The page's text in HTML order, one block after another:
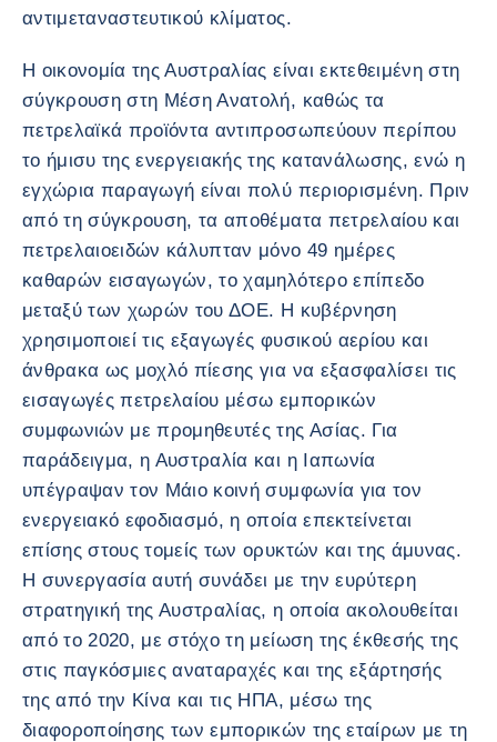
αντιμεταναστευτικού κλίματος.
Η οικονομία της Αυστραλίας είναι εκτεθειμένη στη
σύγκρουση στη Μέση Ανατολή, καθώς τα
πετρελαϊκά προϊόντα αντιπροσωπεύουν περίπου
το ήμισυ της ενεργειακής της κατανάλωσης, ενώ η
εγχώρια παραγωγή είναι πολύ περιορισμένη. Πριν
από τη σύγκρουση, τα αποθέματα πετρελαίου και
πετρελαιοειδών κάλυπταν μόνο 49 ημέρες
καθαρών εισαγωγών, το χαμηλότερο επίπεδο
μεταξύ των χωρών του ΔΟΕ. Η κυβέρνηση
χρησιμοποιεί τις εξαγωγές φυσικού αερίου και
άνθρακα ως μοχλό πίεσης για να εξασφαλίσει τις
εισαγωγές πετρελαίου μέσω εμπορικών
συμφωνιών με προμηθευτές της Ασίας. Για
παράδειγμα, η Αυστραλία και η Ιαπωνία
υπέγραψαν τον Μάιο κοινή συμφωνία για τον
ενεργειακό εφοδιασμό, η οποία επεκτείνεται
επίσης στους τομείς των ορυκτών και της άμυνας.
Η συνεργασία αυτή συνάδει με την ευρύτερη
στρατηγική της Αυστραλίας, η οποία ακολουθείται
από το 2020, με στόχο τη μείωση της έκθεσής της
στις παγκόσμιες αναταραχές και της εξάρτησής
της από την Κίνα και τις ΗΠΑ, μέσω της
διαφοροποίησης των εμπορικών της εταίρων με τη